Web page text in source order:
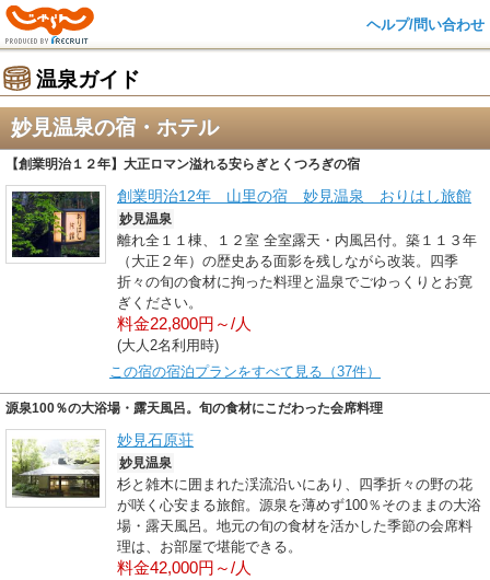
ヘルプ/問い合わせ
温泉ガイド
妙見温泉の宿・ホテル
【創業明治１２年】大正ロマン溢れる安らぎとくつろぎの宿
創業明治12年 山里の宿 妙見温泉 おりはし旅館
妙見温泉
離れ全１１棟、１２室 全室露天・内風呂付。築１１３年
（大正２年）の歴史ある面影を残しながら改装。四季
折々の旬の食材に拘った料理と温泉でごゆっくりとお寛
ぎください。
料金22,800円～/人
(大人2名利用時)
この宿の宿泊プランをすべて見る（37件）
源泉100％の大浴場・露天風呂。旬の食材にこだわった会席料理
妙見石原荘
妙見温泉
杉と雑木に囲まれた渓流沿いにあり、四季折々の野の花
が咲く心安まる旅館。源泉を薄めず100％そのままの大浴
場・露天風呂。地元の旬の食材を活かした季節の会席料
理は、お部屋で堪能できる。
料金42,000円～/人